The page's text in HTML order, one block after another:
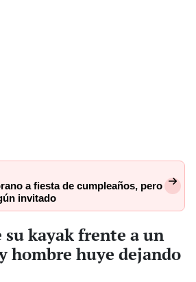
a fiesta de cumpleaños, pero
invitado
su kayak frente a un
hombre huye dejando